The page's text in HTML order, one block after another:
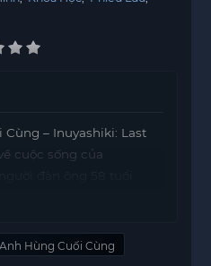
– Inuyashiki: Last
cuộc sống của
vẻ ngoài già nua và khác
gia đình mình, mặc dù
Hùng Cuối Cùng